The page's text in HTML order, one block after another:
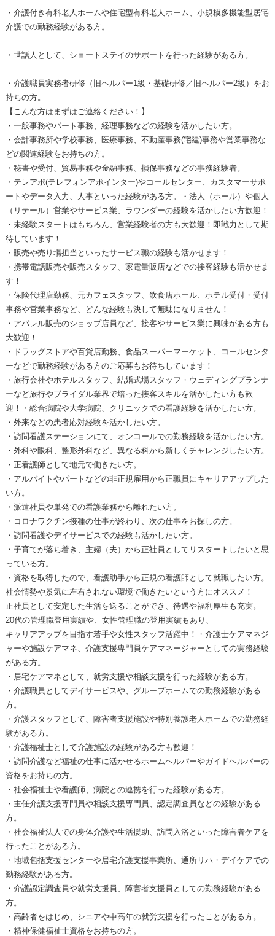
・介護付き有料老人ホームや住宅型有料老人ホーム、小規模多機能型居宅
介護での勤務経験がある方。
・世話人として、ショートステイのサポートを行った経験がある方。
・介護職員実務者研修（旧ヘルパー1級・基礎研修／旧ヘルパー2級）をお
持ちの方。
【こんな方はまずはご連絡ください！】
・一般事務やパート事務、経理事務などの経験を活かしたい方。
・会計事務所や学校事務、医療事務、不動産事務(宅建)事務や営業事務な
どの関連経験をお持ちの方。
・秘書や受付、貿易事務や金融事務、損保事務などの事務経験者。
・テレアポ(テレフォンアポインター)やコールセンター、カスタマーサポ
ートやデータ入力、人事といった経験がある方。・法人（ホール）や個人
（リテール）営業やサービス業、ラウンダーの経験を活かしたい方歓迎！
・未経験スタートはもちろん、営業経験者の方も大歓迎！即戦力として期
待しています！
・販売や売り場担当といったサービス職の経験も活かせます！
・携帯電話販売や販売スタッフ、家電量販店などでの接客経験も活かせま
す！
・保険代理店勤務、元カフェスタッフ、飲食店ホール、ホテル受付・受付
事務や営業事務など、どんな経験も決して無駄になりません！
・アパレル販売のショップ店員など、接客やサービス業に興味がある方も
大歓迎！
・ドラッグストアや百貨店勤務、食品スーパーマーケット、コールセンタ
ーなどで勤務経験がある方のご応募もお待ちしています！
・旅行会社やホテルスタッフ、結婚式場スタッフ・ウェディングプランナ
ーなど旅行やブライダル業界で培った接客スキルを活かしたい方も歓
迎！・総合病院や大学病院、クリニックでの看護経験を活かしたい方。
・外来などの患者応対経験を活かしたい方。
・訪問看護ステーションにて、オンコールでの勤務経験を活かしたい方。
・外科や眼科、整形外科など、異なる科から新しくチャレンジしたい方。
・正看護師として地元で働きたい方。
・アルバイトやパートなどの非正規雇用から正職員にキャリアアップした
い方。
・派遣社員や単発での看護業務から離れたい方。
・コロナワクチン接種の仕事が終わり、次の仕事をお探しの方。
・訪問看護やデイサービスでの経験も活かしたい方。
・子育てが落ち着き、主婦（夫）から正社員としてリスタートしたいと思
っている方。
・資格を取得したので、看護助手から正規の看護師として就職したい方。
社会情勢や景気に左右されない環境で働きたいという方にオススメ！
正社員として安定した生活を送ることができ、待遇や福利厚生も充実。
20代の管理職登用実績や、女性管理職の登用実績もあり、
キャリアアップを目指す若手や女性スタッフ活躍中！・介護士ケアマネジ
ャーや施設ケアマネ、介護支援専門員ケアマネージャーとしての実務経験
がある方。
・居宅ケアマネとして、就労支援や相談支援を行った経験がある方。
・介護職員としてデイサービスや、グループホームでの勤務経験がある
方。
・介護スタッフとして、障害者支援施設や特別養護老人ホームでの勤務経
験がある方。
・介護福祉士として介護施設の経験がある方も歓迎！
・訪問介護など福祉の仕事に活かせるホームヘルパーやガイドヘルパーの
資格をお持ちの方。
・社会福祉士や看護師、病院との連携を行った経験がある方。
・主任介護支援専門員や相談支援専門員、認定調査員などの経験がある
方。
・社会福祉法人での身体介護や生活援助、訪問入浴といった障害者ケアを
行ったことがある方。
・地域包括支援センターや居宅介護支援事業所、通所リハ・デイケアでの
勤務経験がある方。
・介護認定調査員や就労支援員、障害者支援員としての勤務経験がある
方。
・高齢者をはじめ、シニアや中高年の就労支援を行ったことがある方。
・精神保健福祉士資格をお持ちの方。